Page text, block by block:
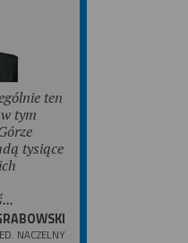
ten
tym
tysiące
NACZELNY